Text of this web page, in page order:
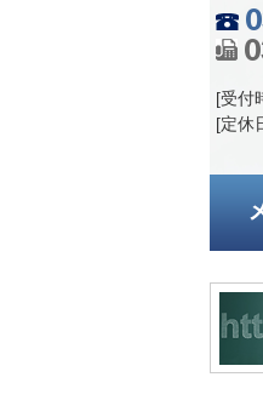
[受付
[定休